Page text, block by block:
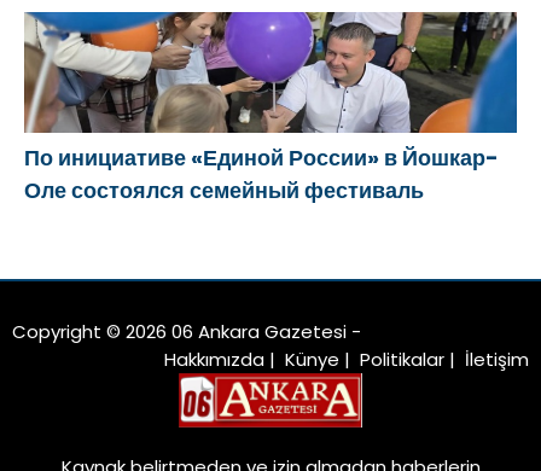
По инициативе «Единой России» в Йошкар-
Оле состоялся семейный фестиваль
Copyright © 2026 06 Ankara Gazetesi -
Hakkımızda | Künye | Politikalar | İletişim